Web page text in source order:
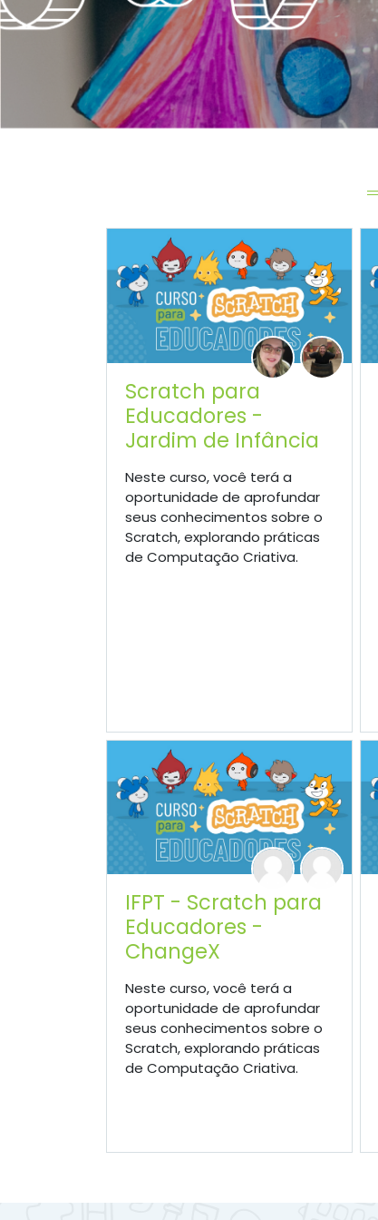
Scratch para
Educadores -
Jardim de Infância
Neste curso, você terá a
oportunidade de aprofundar
seus conhecimentos sobre o
Scratch, explorando práticas
de Computação Criativa.
IFPT - Scratch para
Educadores -
ChangeX
Neste curso, você terá a
oportunidade de aprofundar
seus conhecimentos sobre o
Scratch, explorando práticas
de Computação Criativa.